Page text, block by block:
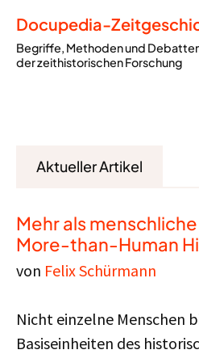
Docupedia-
Begriffe, Methoden und
der zeithistorischen Forschung
Aktueller Artikel
Mehr als
More-than-Human
von Felix Schürmann
Nicht einzelne Menschen
Basiseinheiten des